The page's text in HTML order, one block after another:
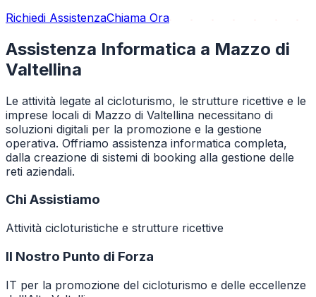
Richiedi AssistenzaChiama Ora
Assistenza Informatica a Mazzo di
Valtellina
Le attività legate al cicloturismo, le strutture ricettive e le
imprese locali di Mazzo di Valtellina necessitano di
soluzioni digitali per la promozione e la gestione
operativa. Offriamo assistenza informatica completa,
dalla creazione di sistemi di booking alla gestione delle
reti aziendali.
Chi Assistiamo
Attività cicloturistiche e strutture ricettive
Il Nostro Punto di Forza
IT per la promozione del cicloturismo e delle eccellenze